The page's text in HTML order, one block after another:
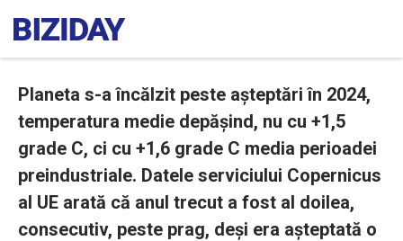
Planeta s-a încălzit peste așteptări în 2024,
temperatura medie depășind, nu cu +1,5
grade C, ci cu +1,6 grade C media perioadei
preindustriale. Datele serviciului Copernicus
al UE arată că anul trecut a fost al doilea,
consecutiv, peste prag, deși era așteptată o